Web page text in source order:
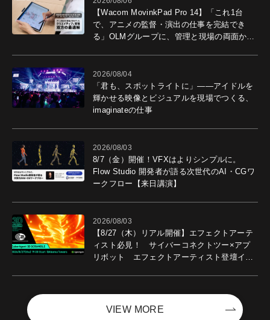
【Wacom MovinkPad Pro 14】「これ1台
で、アニメの監督・演出の仕事を完結でき
る」OLMグループに、管理と現場の両面から
2026/08/04
「君も、スポットライトに」――アイドルを
輝かせる映像とビジュアルを現場でつくる、
imaginateの仕事
2026/08/03
8/7（金）開催！VFXはよりシンプルに。
Flow Studio 開発者が語る次世代のAI・CGワ
ークフロー【来日講演】
2026/08/03
【8/27（木）リアル開催】エフェクトアーテ
ィスト必見！ サイバーコネクトツー×アプ
リボット エフェクトアーティスト登壇イベ
VIEW MORE